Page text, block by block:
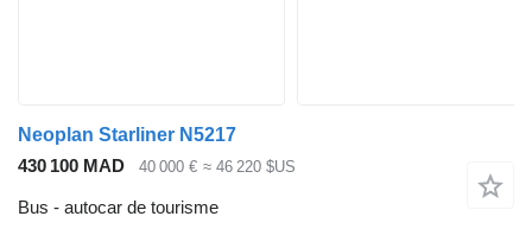
Neoplan Starliner N5217
430 100 MAD
40 000 € ≈ 46 220 $US
Bus - autocar de tourisme